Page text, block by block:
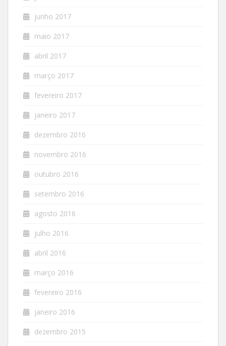
junho 2017
maio 2017
abril 2017
março 2017
fevereiro 2017
janeiro 2017
dezembro 2016
novembro 2016
outubro 2016
setembro 2016
agosto 2016
julho 2016
abril 2016
março 2016
fevereiro 2016
janeiro 2016
dezembro 2015